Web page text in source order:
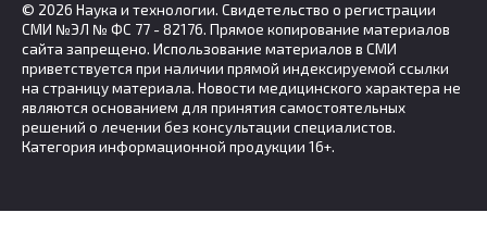
© 2026 Наука и технологии. Свидетельство о регистрации
СМИ №ЭЛ № ФС 77 - 82176. Прямое копирование материалов
сайта запрещено. Использование материалов в СМИ
приветствуется при наличии прямой индексируемой ссылки
на страницу материала. Новости медицинского характера не
являются основанием для принятия самостоятельных
решений о лечении без консультации специалистов.
Категория информационной продукции 16+.